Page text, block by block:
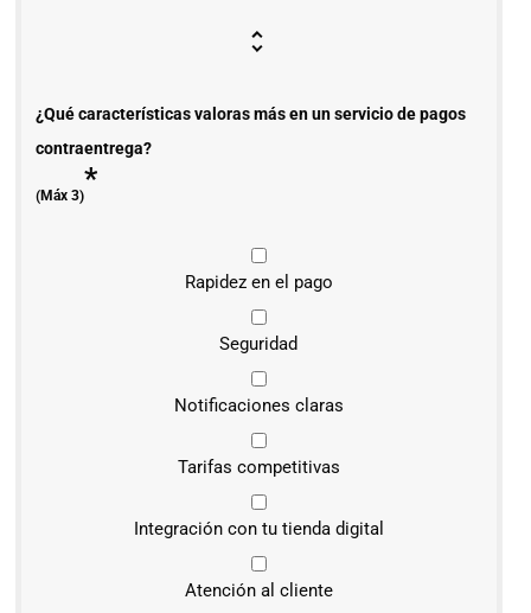
¿Qué características valoras más en un servicio de pagos
contraentrega?
(Máx 3)*
Rapidez en el pago
Seguridad
Notificaciones claras
Tarifas competitivas
Integración con tu tienda digital
Atención al cliente